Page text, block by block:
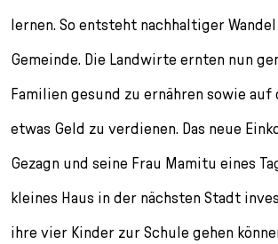
lernen. So entsteht nachhaltiger
Gemeinde. Die Landwirte ernten nun
Familien gesund zu ernähren sowie auf
etwas Geld zu verdienen. Das neue
Gezagn und seine Frau Mamitu eines
kleines Haus in der nächsten Stadt
ihre vier Kinder zur Schule gehen